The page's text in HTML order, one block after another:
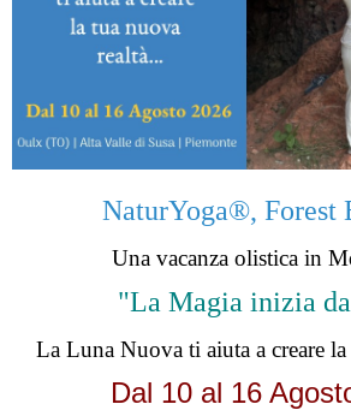
NaturYoga®, Forest
Una vacanza olistica in
"La Magia inizia
La Luna Nuova ti aiuta a creare
Dal 10 al 16